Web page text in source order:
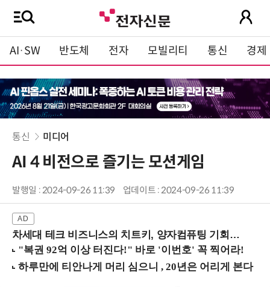
AI·SW 반도체 전자 모빌리티 통신 경제
통신 미디어
AI 4 비전으로 즐기는 모션게임
발행일 : 2024-09-26 11:39 업데이트 : 2024-09-26 11:39
차세대 테크 비즈니스의 치트키, 양자컴퓨팅 기회를 선점하라! (8/28 강남역)